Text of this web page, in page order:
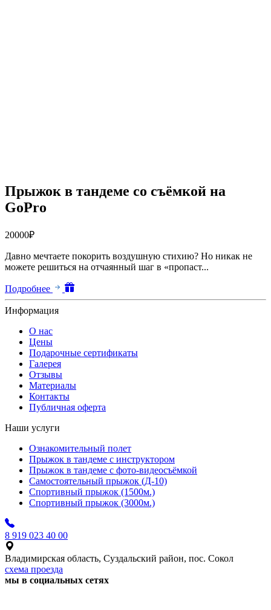
Прыжок в тандеме со съёмкой на
GoPro
20000₽
Давно мечтаете покорить воздушную стихию? Но никак не
можете решиться на отчаянный шаг в «пропаст...
Подробнее
Информация
О нас
Цены
Подарочные сертификаты
Галерея
Отзывы
Материалы
Контакты
Публичная оферта
Наши услуги
Ознакомительный полет
Прыжок в тандеме с инструктором
Прыжок в тандеме с фото-видеосъёмкой
Самостоятельный прыжок (Д-10)
Спортивный прыжок (1500м.)
Спортивный прыжок (3000м.)
8 919 023 40 00
Владимирская область, Суздальский район, пос. Сокол
схема проезда
мы в социальных сетях